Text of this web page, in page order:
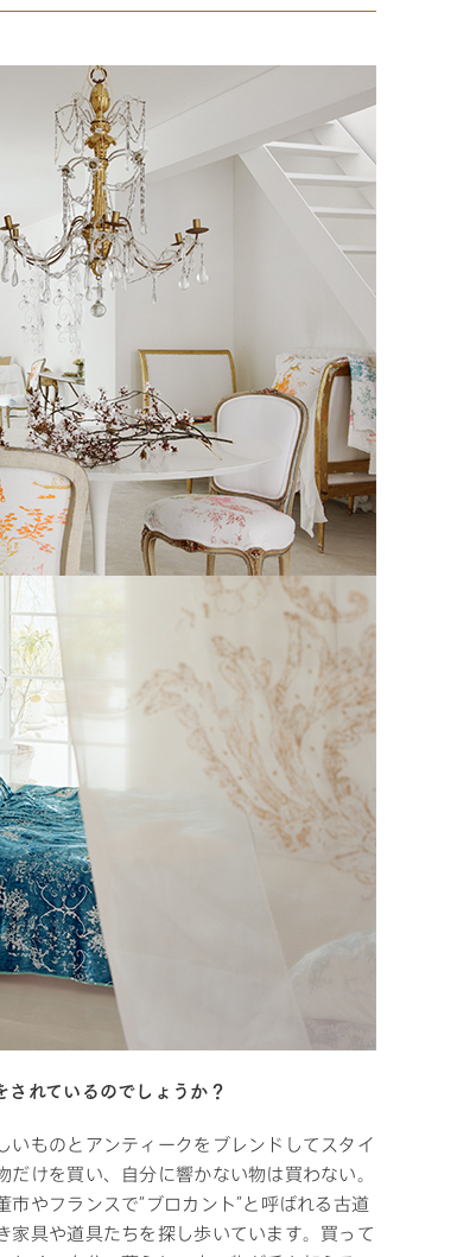
れているのでしょうか？
いものとアンティークをブレンドしてスタイ
けを買い、自分に響かない物は買わない。
やフランスで“ブロカント”と呼ばれる古道
具や道具たちを探し歩いています。買って